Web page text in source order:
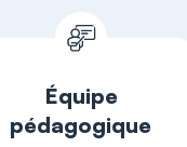
Équipe
pédagogique